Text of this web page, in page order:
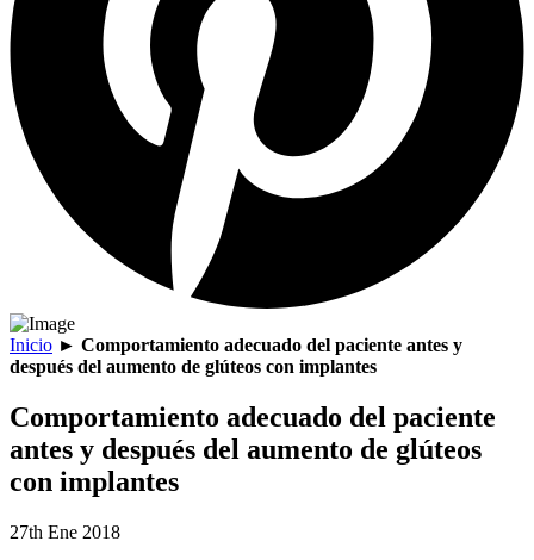
Inicio ► Comportamiento adecuado del paciente antes y
después del aumento de glúteos con implantes
Comportamiento adecuado del paciente
antes y después del aumento de glúteos
con implantes
27th Ene 2018